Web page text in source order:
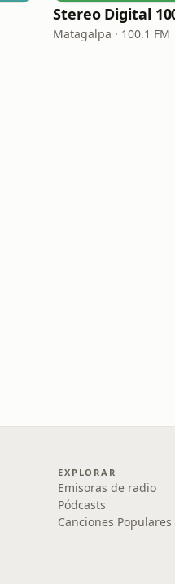
Matagalpa · 100.1 FM
EXPLORAR
Emisoras de radio
Pódcasts
Canciones Populares